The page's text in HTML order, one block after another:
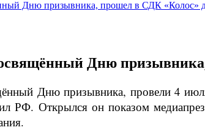
Дню
Дню призывника, провели 4
РФ. Открылся он показом